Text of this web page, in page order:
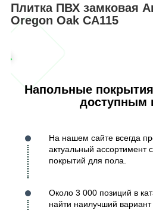
Плитка ПВХ замковая
Oregon Oak CA115
Напольные
доступным
На нашем сайте всегда
актуальный ассортимент
покрытий для пола.
Около 3 000 позиций в
найти наилучший